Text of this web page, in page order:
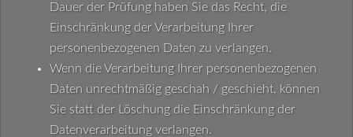
Dauer der Prüfung haben Sie das Recht, die
Einschränkung der Verarbeitung Ihrer
personenbezogenen Daten zu verlangen.
Wenn die Verarbeitung Ihrer personenbezogenen
Daten unrechtmäßig geschah / geschieht, können
Sie statt der Löschung die Einschränkung der
Datenverarbeitung verlangen.